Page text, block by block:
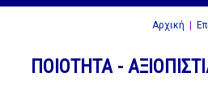
Αρχική
ΠΟΙΟΤΗΤΑ -